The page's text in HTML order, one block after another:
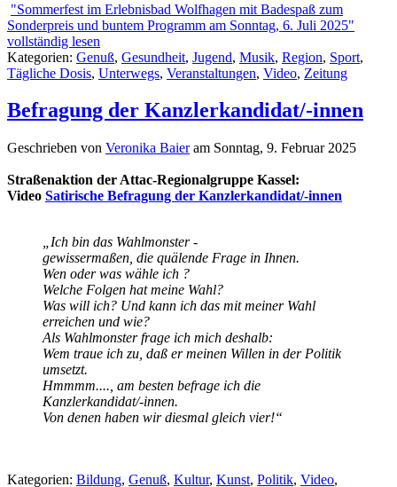
"Sommerfest im Erlebnisbad Wolfhagen mit Badespaß zum
Sonderpreis und buntem Programm am Sonntag, 6. Juli 2025"
vollständig lesen
Kategorien: Genuß, Gesundheit, Jugend, Musik, Region, Sport,
Tägliche Dosis, Unterwegs, Veranstaltungen, Video, Zeitung
Befragung der Kanzlerkandidat/-innen
Geschrieben von Veronika Baieram Sonntag, 9. Februar 2025
Straßenaktion der Attac-Regionalgruppe Kassel:
Video Satirische Befragung der Kanzlerkandidat/-innen
„Ich bin das Wahlmonster -
gewissermaßen, die quälende Frage in Ihnen.
Wen oder was wähle ich ?
Welche Folgen hat meine Wahl?
Was will ich? Und kann ich das mit meiner Wahl
erreichen und wie?
Als Wahlmonster frage ich mich deshalb:
Wem traue ich zu, daß er meinen Willen in der Politik
umsetzt.
Hmmmm...., am besten befrage ich die
Kanzlerkandidat/-innen.
Von denen haben wir diesmal gleich vier!“
Kategorien: Bildung, Genuß, Kultur, Kunst, Politik, Video,